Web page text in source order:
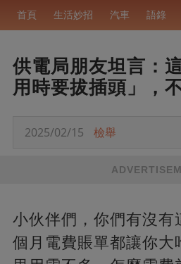
首頁 生活妙招 汽車 語錄
供電局朋友坦言：
用時要拔插頭」，
2025/02/15 檢舉
小伙伴們，你們有沒有
個月電費賬單都讓你大